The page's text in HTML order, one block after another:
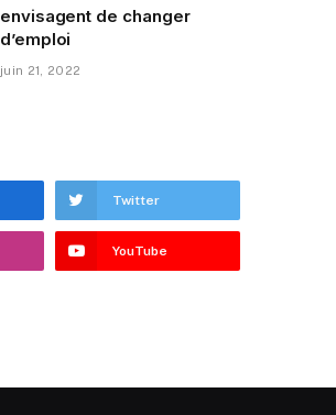
envisagent de changer
d’emploi
juin 21, 2022
Twitter
YouTube